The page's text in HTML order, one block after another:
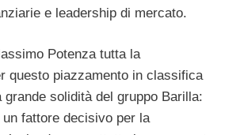
e leadership di mercato.
Potenza tutta la
questo piazzamento in classifica
solidità del gruppo Barilla:
un fattore decisivo per la